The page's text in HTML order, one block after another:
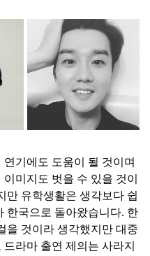
기에도 도움이 될 것이며
미지도 벗을 수 있을 것이
만 유학생활은 생각보다 쉽
한국으로 돌아왔습니다. 한
을 것이라 생각했지만 대중
라마 출연 제의는 사라지